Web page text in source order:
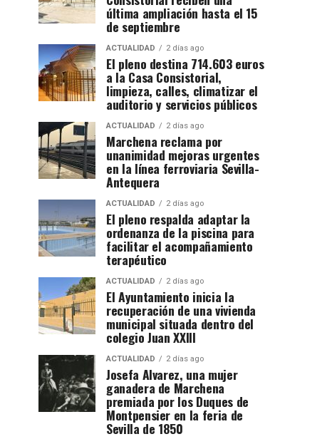
última ampliación hasta el 15
de septiembre
ACTUALIDAD 2 días ago
El pleno destina 714.603 euros
a la Casa Consistorial,
limpieza, calles, climatizar el
auditorio y servicios públicos
ACTUALIDAD 2 días ago
Marchena reclama por
unanimidad mejoras urgentes
en la línea ferroviaria Sevilla-
Antequera
ACTUALIDAD 2 días ago
El pleno respalda adaptar la
ordenanza de la piscina para
facilitar el acompañamiento
terapéutico
ACTUALIDAD 2 días ago
El Ayuntamiento inicia la
recuperación de una vivienda
municipal situada dentro del
colegio Juan XXIII
ACTUALIDAD 2 días ago
Josefa Alvarez, una mujer
ganadera de Marchena
premiada por los Duques de
Montpensier en la feria de
Sevilla de 1850